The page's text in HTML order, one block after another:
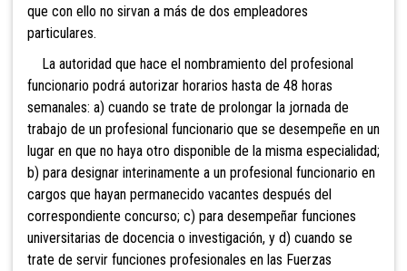
que con ello no sirvan a más de dos empleadores
particulares.
La autoridad que hace el nombramiento del profesional
funcionario podrá autorizar horarios hasta de 48 horas
semanales: a) cuando se trate de prolongar la jornada de
trabajo de un profesional funcionario que se desempeñe en un
lugar en que no haya otro disponible de la misma especialidad;
b) para designar interinamente a un profesional funcionario en
cargos que hayan permanecido vacantes después del
correspondiente concurso; c) para desempeñar funciones
universitarias de docencia o investigación, y d) cuando se
trate de servir funciones profesionales en las Fuerzas